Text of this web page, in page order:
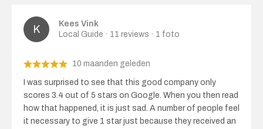
Kees Vink
Local Guide · 11 reviews · 1 foto
10 maanden geleden
I was surprised to see that this good company only
scores 3.4 out of 5 stars on Google. When you then read
how that happened, it is just sad. A number of people feel
it necessary to give 1 star just because they received an